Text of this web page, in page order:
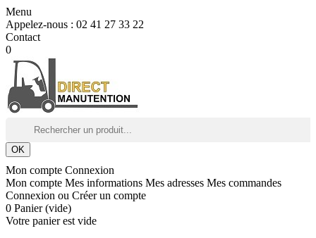
Menu
Appelez-nous : 02 41 27 33 22
Contact
0
OK
Mon compte Connexion
Mon compte Mes informations Mes adresses Mes commandes
Connexion ou Créer un compte
0 Panier (vide)
Votre panier est vide